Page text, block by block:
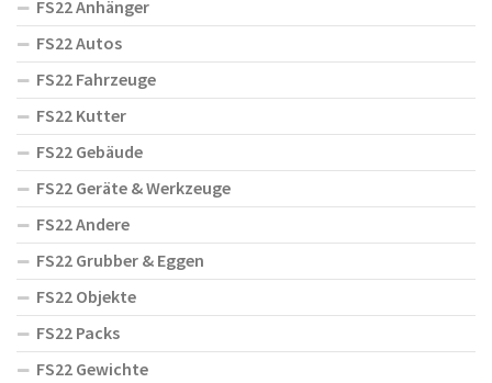
FS22 Anhänger
FS22 Autos
FS22 Fahrzeuge
FS22 Kutter
FS22 Gebäude
FS22 Geräte & Werkzeuge
FS22 Andere
FS22 Grubber & Eggen
FS22 Objekte
FS22 Packs
FS22 Gewichte